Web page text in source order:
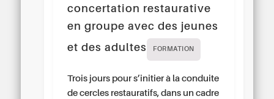
concertation restaurative
en groupe avec des jeunes
et des adultes
FORMATION
Trois jours pour s’initier à la conduite
de cercles restauratifs, dans un cadre